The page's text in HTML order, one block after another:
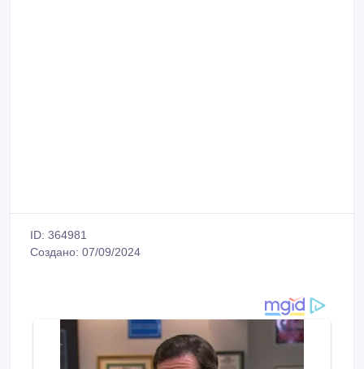
ID: 364981
Создано: 07/09/2024